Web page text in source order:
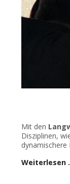
Mit den
Disziplinen,
dynamischere
Weiterlesen